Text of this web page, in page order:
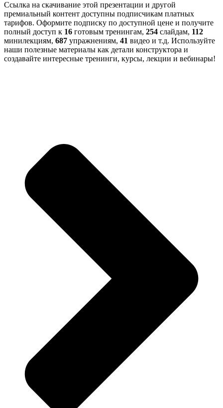
Ссылка на скачивание этой презентации и другой
премиальный контент доступны подписчикам платных
тарифов. Оформите подписку по доступной цене и получите
полный доступ к 16 готовым тренингам, 254 слайдам, 112
минилекциям, 687 упражнениям, 41 видео и т.д. Используйте
наши полезные материалы как детали конструктора и
создавайте интересные тренинги, курсы, лекции и вебинары!